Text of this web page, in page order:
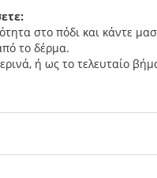
στο πόδι και κάντε
το δέρμα.
ή ως το τελευταίο